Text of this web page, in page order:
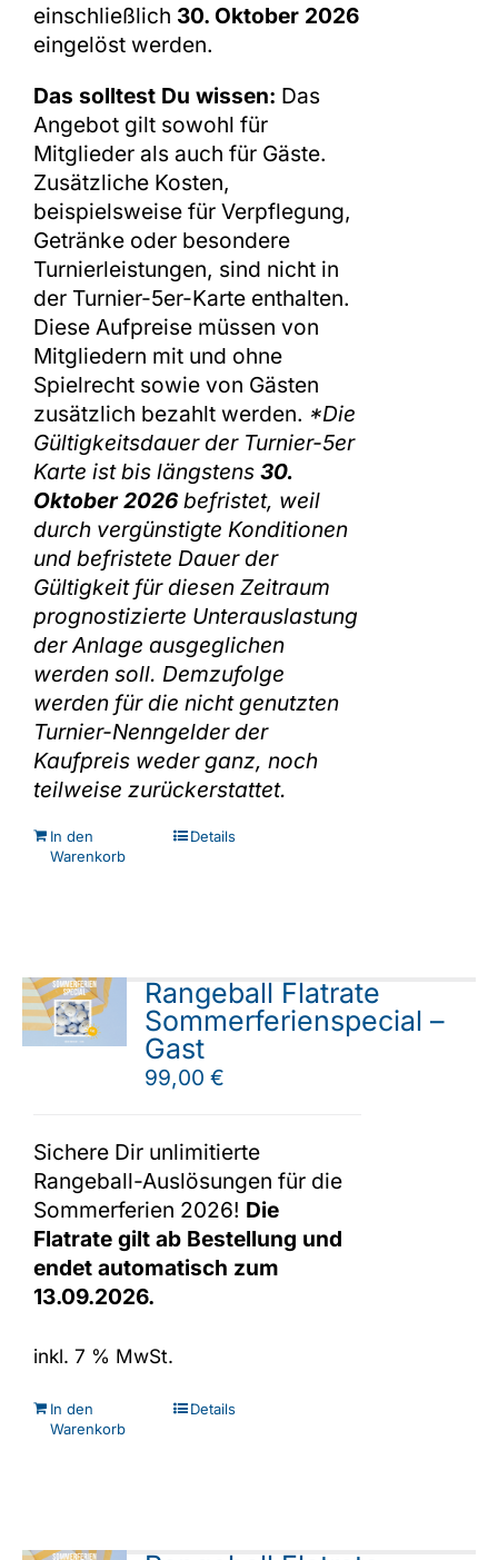
einschließlich 30. Oktober 2026
eingelöst werden.
Das solltest Du wissen: Das
Angebot gilt sowohl für
Mitglieder als auch für Gäste.
Zusätzliche Kosten,
beispielsweise für Verpflegung,
Getränke oder besondere
Turnierleistungen, sind nicht in
der Turnier-5er-Karte enthalten.
Diese Aufpreise müssen von
Mitgliedern mit und ohne
Spielrecht sowie von Gästen
zusätzlich bezahlt werden. *Die
Gültigkeitsdauer der Turnier-5er
Karte ist bis längstens30.
Oktober 2026befristet, weil
durch vergünstigte Konditionen
und befristete Dauer der
Gültigkeit für diesen Zeitraum
prognostizierte Unterauslastung
der Anlage ausgeglichen
werden soll. Demzufolge
werden für die nicht genutzten
Turnier-Nenngelder der
Kaufpreis weder ganz, noch
teilweise zurückerstattet.
In den
Warenkorb
Details
Rangeball Flatrate
Sommerferienspecial –
Gast
99,00€
Sichere Dir unlimitierte
Rangeball-Auslösungen für die
Sommerferien 2026! Die
Flatrate gilt ab Bestellung und
endet automatisch zum
13.09.2026.
inkl. 7 % MwSt.
In den
Warenkorb
Details